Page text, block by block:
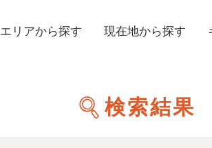
エリアから探す 現在地から探す
検索結果